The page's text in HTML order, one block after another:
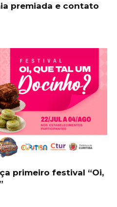
premiada e contato
primeiro festival “Oi,